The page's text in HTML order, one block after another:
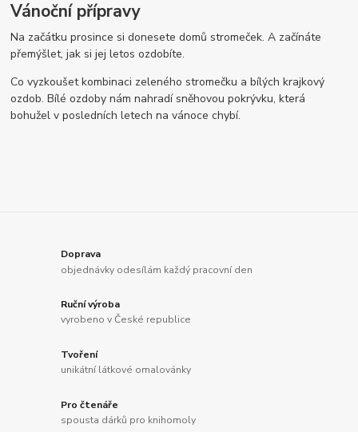
Vánoční přípravy
Na začátku prosince si donesete domů stromeček. A začínáte
přemýšlet, jak si jej letos ozdobíte.
Co vyzkoušet kombinaci zeleného stromečku a bílých krajkový
ozdob. Bílé ozdoby nám nahradí sněhovou pokrývku, která
bohužel v posledních letech na vánoce chybí.
Doprava
objednávky odesílám každý pracovní den
Ruční výroba
vyrobeno v České republice
Tvoření
unikátní látkové omalovánky
Pro čtenáře
spousta dárků pro knihomoly